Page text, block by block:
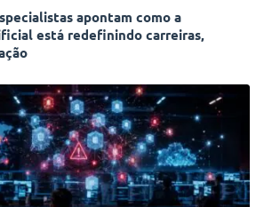
apontam como a
está redefinindo carreiras,